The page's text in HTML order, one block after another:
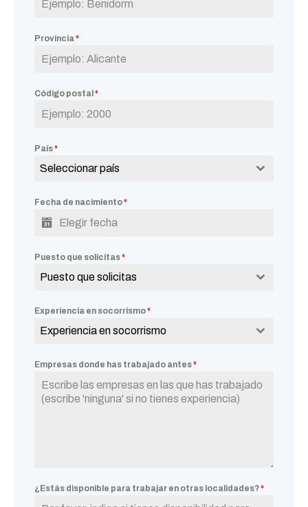
Provincia*
Código postal *
País*
Seleccionar país
Fecha de nacimiento*
Puesto que solicitas*
Puesto que solicitas
Experiencia en socorrismo*
Experiencia en socorrismo
Empresas donde has trabajado antes*
¿Estás disponible para trabajar en otras localidades?*